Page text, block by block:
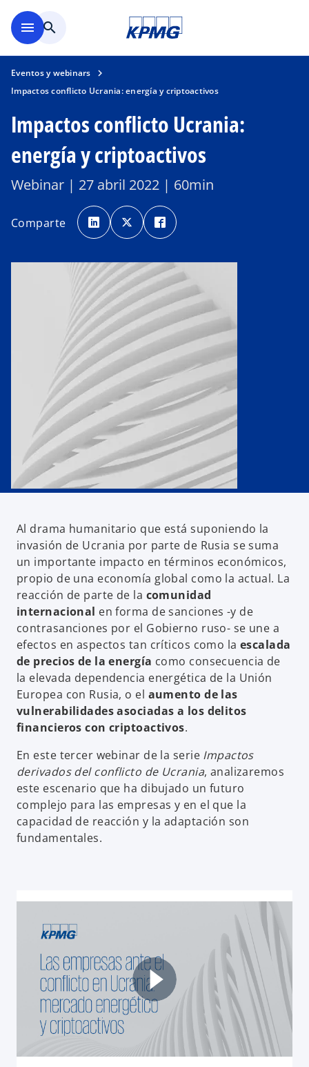
menu search
Eventos y webinars
Impactos conflicto Ucrania: energía y criptoactivos
Impactos conflicto Ucrania:
energía y criptoactivos
Webinar | 27 abril 2022 | 60min
Comparte e
a
b
n
u
n
a
p
e
s
t
a
ñ
n
u
e
a
e
a
b
n
u
n
a
p
e
s
t
a
a
n
e
a
e
a
u
n
a
p
t
a
a
n
e
a
Al drama humanitario que está suponiendo la
invasión de Ucrania por parte de Rusia se suma
un importante impacto en términos económicos,
propio de una economía global como la actual. La
reacción de parte de la comunidad
internacional en forma de sanciones -y de
contrasanciones por el Gobierno ruso- se une a
efectos en aspectos tan críticos como laescalada
de precios de la energía como consecuencia de
la elevada dependencia energética de la Unión
Europea con Rusia, o el aumento de las
vulnerabilidades asociadas a los delitos
financieros con criptoactivos.
En este tercer webinar de la serie Impactos
derivados del conflicto de Ucrania, analizaremos
este escenario que ha dibujado un futuro
complejo para las empresas y en el que la
capacidad de reacción y la adaptación son
fundamentales.